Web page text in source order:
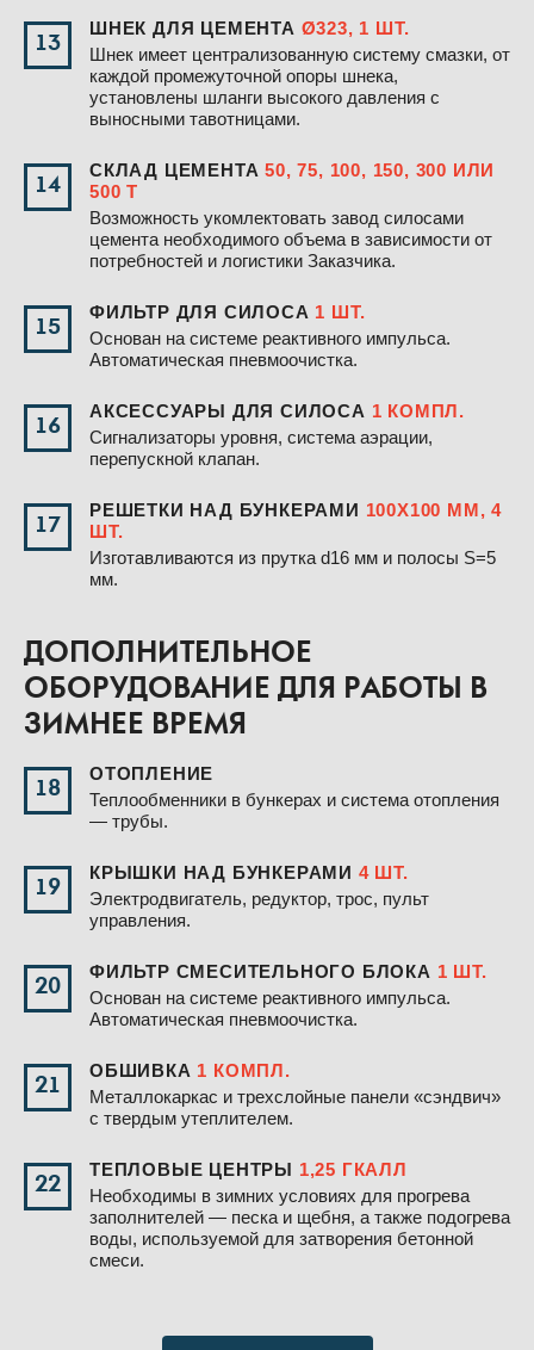
13
ШНЕК ДЛЯ ЦЕМЕНТА Ø323, 1 ШТ.
Шнек имеет централизованную систему смазки, от
каждой промежуточной опоры шнека,
установлены шланги высокого давления с
выносными тавотницами.
14
СКЛАД ЦЕМЕНТА50, 75, 100, 150, 300 ИЛИ
500 Т
Возможность укомлектовать завод силосами
цемента необходимого объема в зависимости от
потребностей и логистики Заказчика.
15
ФИЛЬТР ДЛЯ СИЛОСА 1 ШТ.
Основан на системе реактивного импульса.
Автоматическая пневмоочистка.
16
АКСЕССУАРЫ ДЛЯ СИЛОСА 1 КОМПЛ.
Сигнализаторы уровня, система аэрации,
перепускной клапан.
17
РЕШЕТКИ НАД БУНКЕРАМИ 100Х100 ММ, 4
ШТ.
Изготавливаются из прутка d16 мм и полосы S=5
мм.
ДОПОЛНИТЕЛЬНОЕ
ОБОРУДОВАНИЕ ДЛЯ РАБОТЫ В
ЗИМНЕЕ ВРЕМЯ
18
ОТОПЛЕНИЕ
Теплообменники в бункерах и система отопления
— трубы.
19
КРЫШКИ НАД БУНКЕРАМИ 4 ШТ.
Электродвигатель, редуктор, трос, пульт
управления.
20
ФИЛЬТР СМЕСИТЕЛЬНОГО БЛОКА 1 ШТ.
Основан на системе реактивного импульса.
Автоматическая пневмоочистка.
21
ОБШИВКА 1 КОМПЛ.
Металлокаркас и трехслойные панели «сэндвич»
с твердым утеплителем.
22
ТЕПЛОВЫЕ ЦЕНТРЫ 1,25 ГКАЛЛ
Необходимы в зимних условиях для прогрева
заполнителей — песка и щебня, а также подогрева
воды, используемой для затворения бетонной
смеси.